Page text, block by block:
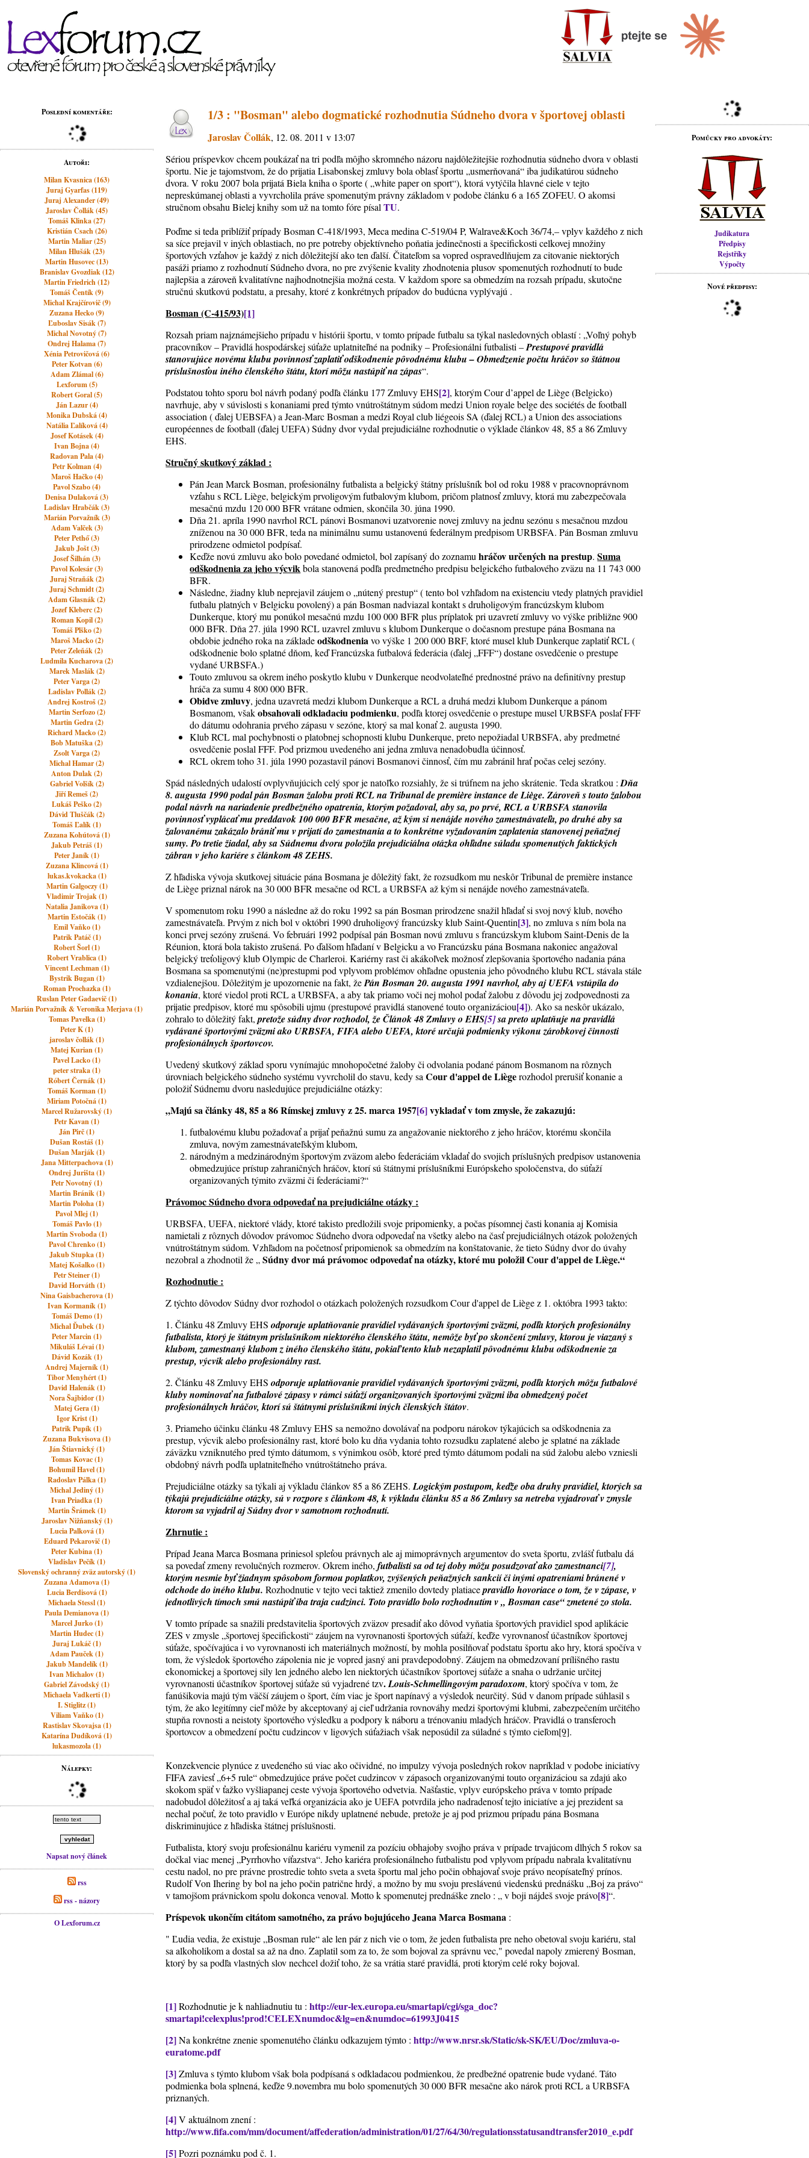
Poslední komentáře:
Autoři:
Milan Kvasnica (163)
Juraj Gyarfas (119)
Juraj Alexander (49)
Jaroslav Čollák (45)
Tomáš Klinka (27)
Kristián Csach (26)
Martin Maliar (25)
Milan Hlušák (23)
Martin Husovec (13)
Branislav Gvozdiak (12)
Martin Friedrich (12)
Tomáš Čentík (9)
Michal Krajčírovič (9)
Zuzana Hecko (9)
Ľuboslav Sisák (7)
Michal Novotný (7)
Ondrej Halama (7)
Xénia Petrovičová (6)
Peter Kotvan (6)
Adam Zlámal (6)
Lexforum (5)
Robert Goral (5)
Ján Lazur (4)
Monika Dubská (4)
Natália Ľalíková (4)
Josef Kotásek (4)
Ivan Bojna (4)
Radovan Pala (4)
Petr Kolman (4)
Maroš Hačko (4)
Pavol Szabo (4)
Denisa Dulaková (3)
Ladislav Hrabčák (3)
Marián Porvažník (3)
Adam Valček (3)
Peter Pethő (3)
Jakub Jošt (3)
Josef Šilhán (3)
Pavol Kolesár (3)
Juraj Straňák (2)
Juraj Schmidt (2)
Adam Glasnák (2)
Jozef Kleberc (2)
Roman Kopil (2)
Tomáš Plško (2)
Maroš Macko (2)
Peter Zeleňák (2)
Ludmila Kucharova (2)
Marek Maslák (2)
Peter Varga (2)
Ladislav Pollák (2)
Andrej Kostroš (2)
Martin Serfozo (2)
Martin Gedra (2)
Richard Macko (2)
Bob Matuška (2)
Zsolt Varga (2)
Michal Hamar (2)
Anton Dulak (2)
Gabriel Volšík (2)
Jiří Remeš (2)
Lukáš Peško (2)
Dávid Tluščák (2)
Tomáš Ľalík (1)
Zuzana Kohútová (1)
Jakub Petráš (1)
Peter Janík (1)
Zuzana Klincová (1)
lukas.kvokacka (1)
Martin Galgoczy (1)
Vladimir Trojak (1)
Natalia Janikova (1)
Martin Estočák (1)
Emil Vaňko (1)
Patrik Patáč (1)
Robert Šorl (1)
Robert Vrablica (1)
Vincent Lechman (1)
Bystrik Bugan (1)
Roman Prochazka (1)
Ruslan Peter Gadaevič (1)
Marián Porvažník & Veronika Merjava (1)
Tomas Pavelka (1)
Peter K (1)
jaroslav čollák (1)
Matej Kurian (1)
Pavel Lacko (1)
peter straka (1)
Róbert Černák (1)
Tomáš Korman (1)
Miriam Potočná (1)
Marcel Ružarovský (1)
Petr Kavan (1)
Ján Pirč (1)
Dušan Rostáš (1)
Dušan Marják (1)
Jana Mitterpachova (1)
Ondrej Jurišta (1)
Petr Novotný (1)
Martin Bránik (1)
Martin Poloha (1)
Pavol Mlej (1)
Tomáš Pavlo (1)
Martin Svoboda (1)
Pavol Chrenko (1)
Jakub Stupka (1)
Matej Košalko (1)
Petr Steiner (1)
David Horváth (1)
Nina Gaisbacherova (1)
Ivan Kormaník (1)
Tomáš Demo (1)
Michal Ďubek (1)
Peter Marcin (1)
Mikuláš Lévai (1)
Dávid Kozák (1)
Andrej Majerník (1)
Tibor Menyhért (1)
David Halenák (1)
Nora Šajbidor (1)
Matej Gera (1)
Igor Krist (1)
Patrik Pupík (1)
Zuzana Bukvisova (1)
Ján Štiavnický (1)
Tomas Kovac (1)
Bohumil Havel (1)
Radoslav Pálka (1)
Michal Jediný (1)
Ivan Priadka (1)
Martin Šrámek (1)
Jaroslav Nižňanský (1)
Lucia Palková (1)
Eduard Pekarovič (1)
Peter Kubina (1)
Vladislav Pečík (1)
Slovenský ochranný zväz autorský (1)
Zuzana Adamova (1)
Lucia Berdisová (1)
Michaela Stessl (1)
Paula Demianova (1)
Marcel Jurko (1)
Martin Hudec (1)
Juraj Lukáč (1)
Adam Pauček (1)
Jakub Mandelík (1)
Ivan Michalov (1)
Gabriel Závodský (1)
Michaela Vadkerti (1)
I. Stiglitz (1)
Viliam Vaňko (1)
Rastislav Skovajsa (1)
Katarína Dudíková (1)
lukasmozola (1)
Nálepky:
Napsat nový článek
rss
rss - názory
O Lexforum.cz
Pomůcky pro advokáty:
Judikatura
Předpisy
Rejstříky
Výpočty
Nové předpisy:
1/3 : "Bosman" alebo dogmatické rozhodnutia Súdneho dvora v športovej oblasti
Jaroslav Čollák, 12. 08. 2011 v 13:07
Sériou príspevkov chcem poukázať na tri podľa môjho skromného názoru najdôležitejšie rozhodnutia súdneho dvora v oblasti
športu. Nie je tajomstvom, že do prijatia Lisabonskej zmluvy bola oblasť športu „usmerňovaná“ iba judikatúrou súdneho
dvora. V roku 2007 bola prijatá Biela kniha o športe ( „white paper on sport“), ktorá vytýčila hlavné ciele v tejto
nepreskúmanej oblasti a vyvrcholila práve spomenutým právny základom v podobe článku 6 a 165 ZOFEU. O akomsi
stručnom obsahu Bielej knihy som už na tomto fóre písalTU.
Poďme si teda priblížiť prípady Bosman C-418/1993, Meca medina C-519/04 P, Walrave&Koch 36/74,– vplyv každého z nich
sa síce prejavil v iných oblastiach, no pre potreby objektívneho poňatia jedinečnosti a špecifickosti celkovej množiny
športových vzťahov je každý z nich dôležitejší ako ten ďalší. Čitateľom sa vopred ospravedlňujem za citovanie niektorých
pasáži priamo z rozhodnutí Súdneho dvora, no pre zvýšenie kvality zhodnotenia plusov spomenutých rozhodnutí to bude
najlepšia a zároveň kvalitatívne najhodnotnejšia možná cesta. V každom spore sa obmedzím na rozsah prípadu, skutočne
stručnú skutkovú podstatu, a presahy, ktoré z konkrétnych prípadov do budúcna vyplývajú .
Bosman (C‑415/93)[1]
Rozsah priam najznámejšieho prípadu v histórii športu, v tomto prípade futbalu sa týkal nasledovných oblastí : „Voľný pohyb
pracovníkov – Pravidlá hospodárskej súťaže uplatniteľné na podniky – Profesionálni futbalisti –Prestupové pravidlá
stanovujúce novému klubu povinnosť zaplatiť odškodnenie pôvodnému klubu – Obmedzenie počtu hráčov so štátnou
príslušnosťou iného členského štátu, ktorí môžu nastúpiť na zápas“.
Podstatou tohto sporu bol návrh podaný podľa článku 177 Zmluvy EHS[2], ktorým Cour d’appel de Liège (Belgicko)
navrhuje, aby v súvislosti s konaniami pred týmto vnútroštátnym súdom medzi Union royale belge des sociétés de football
association ( ďalej UEBSFA) a Jean-Marc Bosman a medzi Royal club liégeois SA (ďalej RCL) a Union des associations
européennes de football (ďalej UEFA) Súdny dvor vydal prejudiciálne rozhodnutie o výklade článkov 48, 85 a 86 Zmluvy
EHS.
Stručný skutkový základ :
Pán Jean Marck Bosman, profesionálny futbalista a belgický štátny príslušník bol od roku 1988 v pracovnoprávnom
vzťahu s RCL Liège, belgickým prvoligovým futbalovým klubom, pričom platnosť zmluvy, ktorá mu zabezpečovala
mesačnú mzdu 120 000 BFR vrátane odmien, skončila 30. júna 1990.
Dňa 21. apríla 1990 navrhol RCL pánovi Bosmanovi uzatvorenie novej zmluvy na jednu sezónu s mesačnou mzdou
zníženou na 30 000 BFR, teda na minimálnu sumu ustanovenú federálnym predpisom URBSFA. Pán Bosman zmluvu
prirodzene odmietol podpísať.
Keďže novú zmluvu ako bolo povedané odmietol, bol zapísaný do zoznamuhráčov určených na prestup.Suma
odškodnenia za jeho výcvikbola stanovená podľa predmetného predpisu belgického futbalového zväzu na 11 743 000
BFR.
Následne, žiadny klub neprejavil záujem o „nútený prestup“ ( tento bol vzhľadom na existenciu vtedy platných pravidiel
futbalu platných v Belgicku povolený) a pán Bosman nadviazal kontakt s druholigovým francúzskym klubom
Dunkerque, ktorý mu ponúkol mesačnú mzdu 100 000 BFR plus príplatok pri uzavretí zmluvy vo výške približne 900
000 BFR. Dňa 27. júla 1990 RCL uzavrel zmluvu s klubom Dunkerque o dočasnom prestupe pána Bosmana na
obdobie jedného roka na základeodškodneniavo výške 1 200 000 BRF, ktoré musel klub Dunkerque zaplatiť RCL (
odškodnenie bolo splatné dňom, keď Francúzska futbalová federácia (ďalej „FFF“) dostane osvedčenie o prestupe
vydané URBSFA.)
Touto zmluvou sa okrem iného poskytlo klubu v Dunkerque neodvolateľné prednostné právo na definitívny prestup
hráča za sumu 4 800 000 BFR.
Obidve zmluvy, jedna uzavretá medzi klubom Dunkerque a RCL a druhá medzi klubom Dunkerque a pánom
Bosmanom, všakobsahovali odkladaciu podmienku, podľa ktorej osvedčenie o prestupe musel URBSFA poslať FFF
do dátumu odohrania prvého zápasu v sezóne, ktorý sa mal konať 2. augusta 1990.
Klub RCL mal pochybnosti o platobnej schopnosti klubu Dunkerque, preto nepožiadal URBSFA, aby predmetné
osvedčenie poslal FFF. Pod prizmou uvedeného ani jedna zmluva nenadobudla účinnosť.
RCL okrem toho 31. júla 1990 pozastavil pánovi Bosmanovi činnosť, čím mu zabránil hrať počas celej sezóny.
Spád následných udalostí ovplyvňujúcich celý spor je natoľko rozsiahly, že si trúfnem na jeho skrátenie. Teda skratkou :Dňa
8. augusta 1990 podal pán Bosman žalobu proti RCL na Tribunal de première instance de Liège. Zároveň s touto žalobou
podal návrh na nariadenie predbežného opatrenia, ktorým požadoval, aby sa, po prvé, RCL a URBSFA stanovila
povinnosť vyplácať mu preddavok 100 000 BFR mesačne, až kým si nenájde nového zamestnávateľa, po druhé aby sa
žalovanému zakázalo brániť mu v prijatí do zamestnania a to konkrétne vyžadovaním zaplatenia stanovenej peňažnej
sumy. Po tretie žiadal, aby sa Súdnemu dvoru položila prejudiciálna otázka ohľadne súladu spomenutých faktických
zábran v jeho kariére s článkom 48 ZEHS.
Z hľadiska vývoja skutkovej situácie pána Bosmana je dôležitý fakt, že rozsudkom mu neskôr Tribunal de première instance
de Liège priznal nárok na 30 000 BFR mesačne od RCL a URBSFA až kým si nenájde nového zamestnávateľa.
V spomenutom roku 1990 a následne až do roku 1992 sa pán Bosman prirodzene snažil hľadať si svoj nový klub, nového
zamestnávateľa. Prvým z nich bol v októbri 1990 druholigový francúzsky klub Saint-Quentin[3], no zmluva s ním bola na
konci prvej sezóny zrušená. Vo februári 1992 podpísal pán Bosman novú zmluvu s francúzskym klubom Saint-Denis de la
Réunion, ktorá bola takisto zrušená. Po ďalšom hľadaní v Belgicku a vo Francúzsku pána Bosmana nakoniec angažoval
belgický treťoligový klub Olympic de Charleroi. Kariérny rast či akákoľvek možnosť zlepšovania športového nadania pána
Bosmana sa spomenutými (ne)prestupmi pod vplyvom problémov ohľadne opustenia jeho pôvodného klubu RCL stávala stále
vzdialenejšou. Dôležitým je upozornenie na fakt, žePán Bosman 20. augusta 1991 navrhol, aby aj UEFA vstúpila do
konania, ktoré viedol proti RCL a URBSFA, a aby tak priamo voči nej mohol podať žalobu z dôvodu jej zodpovednosti za
prijatie predpisov, ktoré mu spôsobili ujmu (prestupové pravidlá stanovené touto organizáciou[4]). Ako sa neskôr ukázalo,
zohralo to dôležitý fakt,pretože súdny dvor rozhodol, že Článok 48 Zmluvy o EHS[5]sa preto uplatňuje na pravidlá
vydávané športovými zväzmi ako URBSFA, FIFA alebo UEFA, ktoré určujú podmienky výkonu zárobkovej činnosti
profesionálnych športovcov.
Uvedený skutkový základ sporu vynímajúc mnohopočetné žaloby či odvolania podané pánom Bosmanom na rôznych
úrovniach belgického súdneho systému vyvrcholil do stavu, kedy saCour d'appel de Liègerozhodol prerušiť konanie a
položiť Súdnemu dvoru nasledujúce prejudiciálne otázky:
„Majú sa články 48, 85 a 86 Rímskej zmluvy z 25. marca 1957[6]vykladať v tom zmysle, že zakazujú:
futbalovému klubu požadovať a prijať peňažnú sumu za angažovanie niektorého z jeho hráčov, ktorému skončila
zmluva, novým zamestnávateľským klubom,
národným a medzinárodným športovým zväzom alebo federáciám vkladať do svojich príslušných predpisov ustanovenia
obmedzujúce prístup zahraničných hráčov, ktorí sú štátnymi príslušníkmi Európskeho spoločenstva, do súťaží
organizovaných týmito zväzmi či federáciami?“
Právomoc Súdneho dvora odpovedať na prejudiciálne otázky :
URBSFA, UEFA, niektoré vlády, ktoré takisto predložili svoje pripomienky, a počas písomnej časti konania aj Komisia
namietali z rôznych dôvodov právomoc Súdneho dvora odpovedať na všetky alebo na časť prejudiciálnych otázok položených
vnútroštátnym súdom. Vzhľadom na početnosť pripomienok sa obmedzím na konštatovanie, že tieto Súdny dvor do úvahy
nezobral a zhodnotil že „Súdny dvor má právomoc odpovedať na otázky, ktoré mu položil Cour d'appel de Liège.“
Rozhodnutie :
Z týchto dôvodov Súdny dvor rozhodol o otázkach položených rozsudkom Cour d'appel de Liège z 1. októbra 1993 takto:
1. Článku 48 Zmluvy EHSodporuje uplatňovanie pravidiel vydávaných športovými zväzmi, podľa ktorých profesionálny
futbalista, ktorý je štátnym príslušníkom niektorého členského štátu, nemôže byť po skončení zmluvy, ktorou je viazaný s
klubom, zamestnaný klubom z iného členského štátu, pokiaľ tento klub nezaplatil pôvodnému klubu odškodnenie za
prestup, výcvik alebo profesionálny rast.
2. Článku 48 Zmluvy EHSodporuje uplatňovanie pravidiel vydávaných športovými zväzmi, podľa ktorých môžu futbalové
kluby nominovať na futbalové zápasy v rámci súťaží organizovaných športovými zväzmi iba obmedzený počet
profesionálnych hráčov, ktorí sú štátnymi príslušníkmi iných členských štátov.
3. Priameho účinku článku 48 Zmluvy EHS sa nemožno dovolávať na podporu nárokov týkajúcich sa odškodnenia za
prestup, výcvik alebo profesionálny rast, ktoré bolo ku dňa vydania tohto rozsudku zaplatené alebo je splatné na základe
záväzku vzniknutého pred týmto dátumom, s výnimkou osôb, ktoré pred týmto dátumom podali na súd žalobu alebo vzniesli
obdobný návrh podľa uplatniteľného vnútroštátneho práva.
Prejudiciálne otázky sa týkali aj výkladu článkov 85 a 86 ZEHS.Logickým postupom, keďže oba druhy pravidiel, ktorých sa
týkajú prejudiciálne otázky, sú v rozpore s článkom 48, k výkladu článku 85 a 86 Zmluvy sa netreba vyjadrovať v zmysle
ktorom sa vyjadril aj Súdny dvor v samotnom rozhodnutí.
Zhrnutie :
Prípad Jeana Marca Bosmana priniesol spleťou právnych ale aj mimoprávnych argumentov do sveta športu, zvlášť futbalu dá
sa povedať zmeny revolučných rozmerov. Okrem iného,futbalisti sa od tej doby môžu posudzovať ako zamestnanci[7],
ktorým nesmie byť žiadnym spôsobom formou poplatkov, zvýšených peňažných sankcií či inými opatreniami bránené v
odchode do iného klubu. Rozhodnutie v tejto veci taktiež zmenilo dovtedy platiacepravidlo hovoriace o tom, že v zápase, v
jednotlivých tímoch smú nastúpiť iba traja cudzinci. Toto pravidlo bolo rozhodnutím v „ Bosman case“ zmetené zo stola.
V tomto prípade sa snažili predstavitelia športových zväzov presadiť ako dôvod vyňatia športových pravidiel spod aplikácie
ZES v zmysle „športovej špecifickosti“ záujem na vyrovnanosti športových súťaží, keďže vyrovnanosť účastníkov športovej
súťaže, spočívajúca i vo vyrovnanosti ich materiálnych možností, by mohla posilňovať podstatu športu ako hry, ktorá spočíva v
tom, že výsledok športového zápolenia nie je vopred jasný ani pravdepodobný. Záujem na obmedzovaní prílišného rastu
ekonomickej a športovej sily len jedného alebo len niektorých účastníkov športovej súťaže a snaha o udržanie určitej
vyrovnanosti účastníkov športovej súťaže sú vyjadrené tzv.Louis-Schmellingovým paradoxom, ktorý spočíva v tom, že
fanúšikovia majú tým väčší záujem o šport, čím viac je šport napínavý a výsledok neurčitý. Súd v danom prípade súhlasil s
tým, že ako legitímny cieľ môže by akceptovaný aj cieľ udržania rovnováhy medzi športovými klubmi, zabezpečením určitého
stupňa rovnosti a neistoty športového výsledku a podpory k náboru a trénovaniu mladých hráčov. Pravidlá o transferoch
športovcov a obmedzení počtu cudzincov v ligových súťažiach však neposúdil za súladné s týmto cieľom[9].
Konzekvencie plynúce z uvedeného sú viac ako očividné, no impulzy vývoja posledných rokov napríklad v podobe iniciatívy
FIFA zaviesť „6+5 rule“ obmedzujúce práve počet cudzincov v zápasoch organizovanými touto organizáciou sa zdajú ako
skokom späť v ťažko vyšliapanej ceste vývoja športového odvetvia. Našťastie, vplyv európskeho práva v tomto prípade
nadobudol dôležitosť a aj taká veľká organizácia ako je UEFA potvrdila jeho nadradenosť tejto iniciatíve a jej prezident sa
nechal počuť, že toto pravidlo v Európe nikdy uplatnené nebude, pretože je aj pod prizmou prípadu pána Bosmana
diskriminujúce z hľadiska štátnej príslušnosti.
Futbalista, ktorý svoju profesionálnu kariéru vymenil za pozíciu obhajoby svojho práva v prípade trvajúcom dlhých 5 rokov sa
dočkal viac menej „Pyrrhovho víťazstva“. Jeho kariéra profesionálneho futbalistu pod vplyvom prípadu nabrala kvalitatívnu
cestu nadol, no pre právne prostredie tohto sveta a sveta športu mal jeho počin obhajovať svoje právo neopísateľný prínos.
Rudolf Von Ihering by bol na jeho počin patrične hrdý, a možno by mu svoju preslávenú viedenskú prednášku „Boj za právo“
v tamojšom právnickom spolu dokonca venoval. Motto k spomenutej prednáške znelo : „ v boji nájdeš svoje právo[8]“.
Príspevok ukončím citátom samotného, za právo bojujúceho Jeana Marca Bosmana :
" Ľudia vedia, že existuje „Bosman rule“ ale len pár z nich vie o tom, že jeden futbalista pre neho obetoval svoju kariéru, stal
sa alkoholikom a dostal sa až na dno. Zaplatil som za to, že som bojoval za správnu vec," povedal napoly zmierený Bosman,
ktorý by sa podľa vlastných slov nechcel dožiť toho, že sa vrátia staré pravidlá, proti ktorým celé roky bojoval.
[1]Rozhodnutie je k nahliadnutiu tu :http://eur-lex.europa.eu/smartapi/cgi/sga_doc?
smartapi!celexplus!prod!CELEXnumdoc&lg=en&numdoc=61993J0415
[2]Na konkrétne znenie spomenutého článku odkazujem týmto :http://www.nrsr.sk/Static/sk-SK/EU/Doc/zmluva-o-
euratome.pdf
[3]Zmluva s týmto klubom však bola podpísaná s odkladacou podmienkou, že predbežné opatrenie bude vydané. Táto
podmienka bola splnená, keďže 9.novembra mu bolo spomenutých 30 000 BFR mesačne ako nárok proti RCL a URBSFA
priznaných.
[4]V aktuálnom znení :
http://www.fifa.com/mm/document/affederation/administration/01/27/64/30/regulationsstatusandtransfer2010_e.pdf
[5]Pozri poznámku pod č. 1.